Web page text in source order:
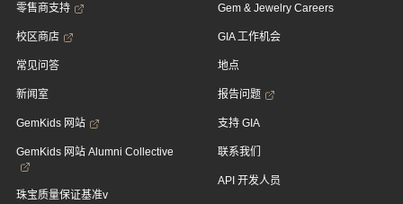
零售商支持
校区商店
常见问答
新闻室
GemKids 网站
GemKids 网站 Alumni Collective
珠宝质量保证基准v
Gem & Jewelry Careers
GIA 工作机会
地点
报告问题
支持 GIA
联系我们
API 开发人员